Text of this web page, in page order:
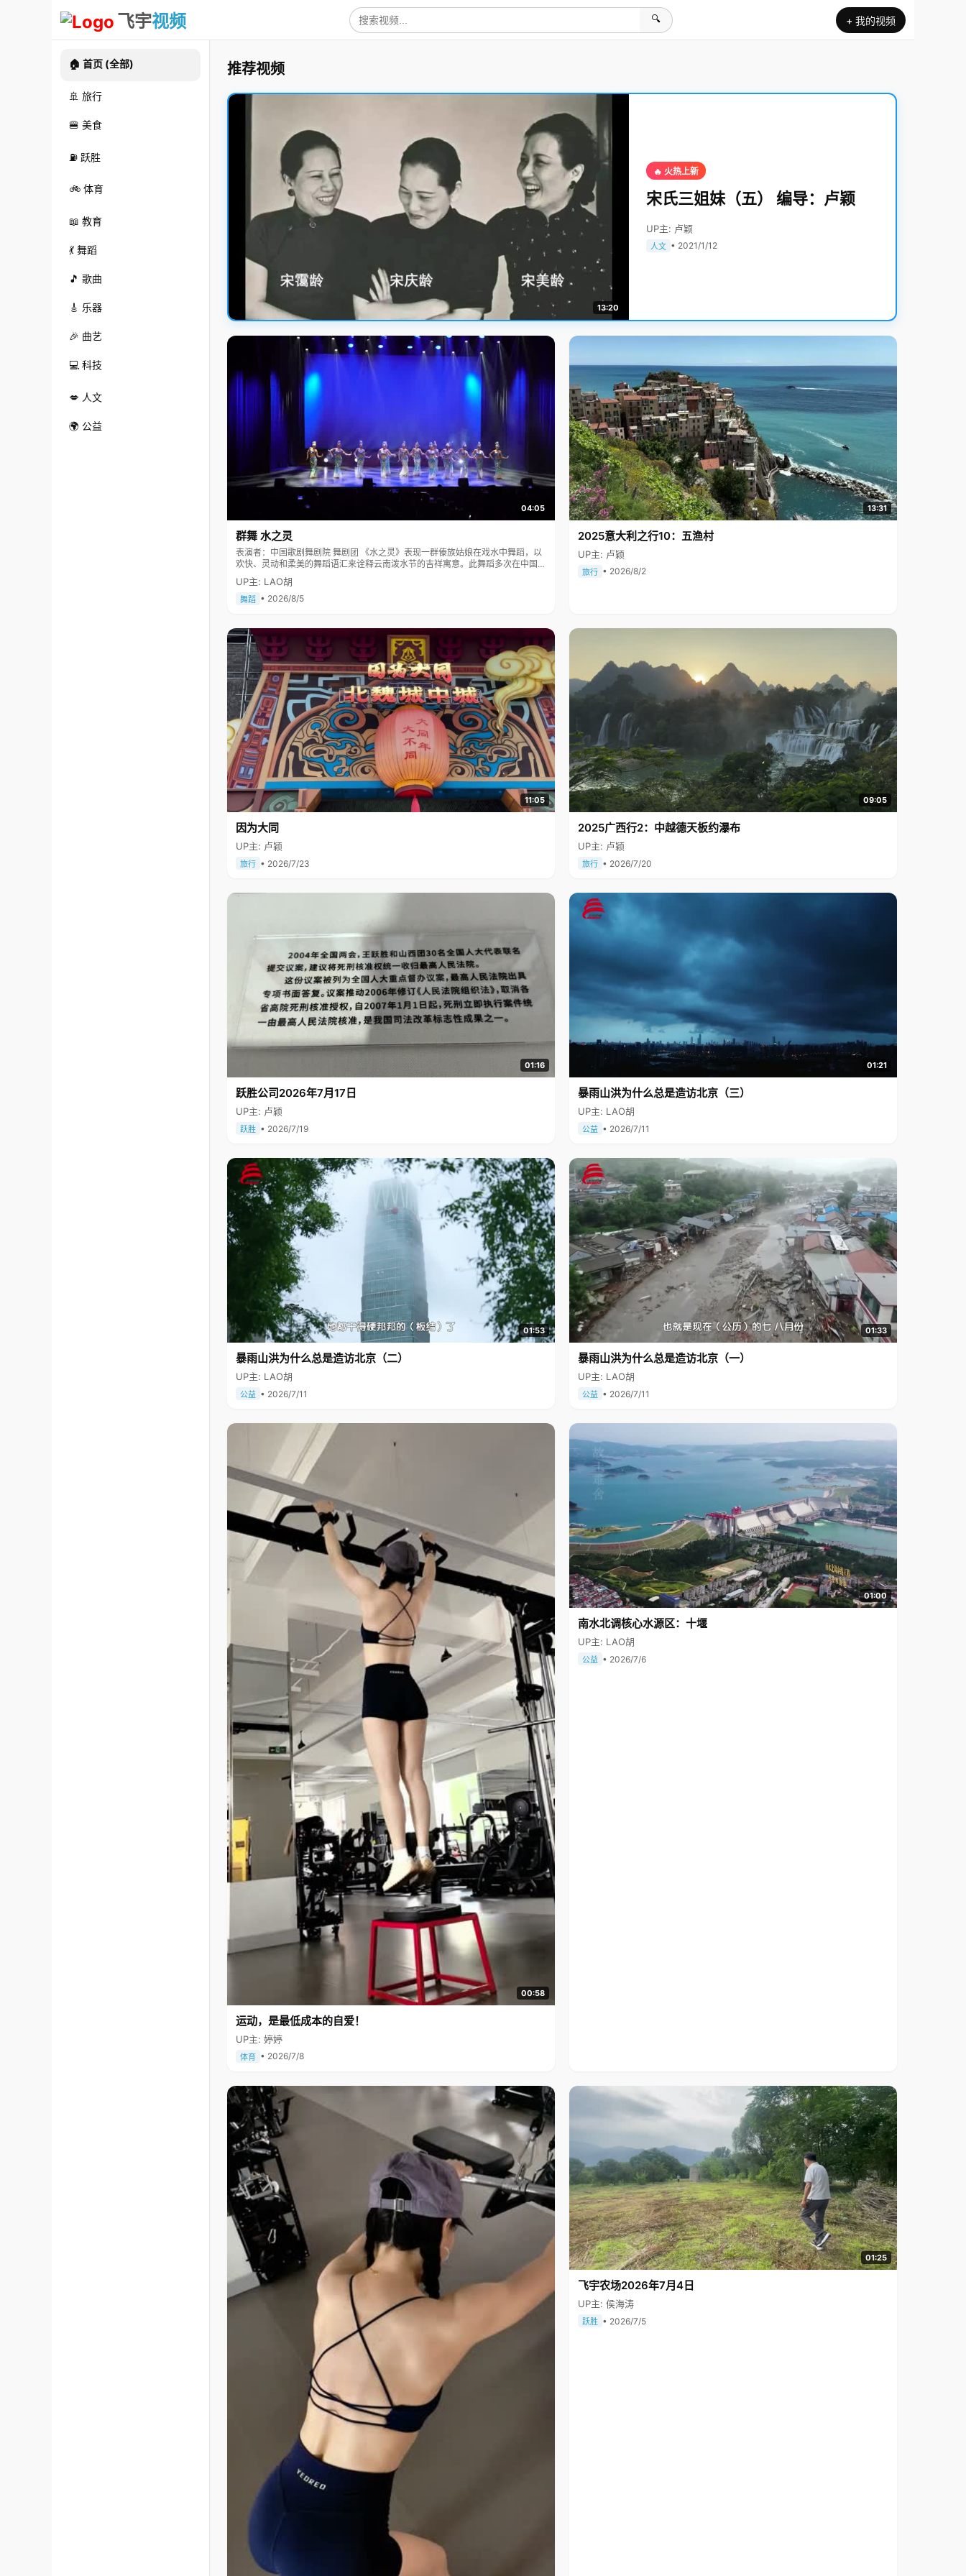
飞宇视频 🔍 + 我的视频
🏠 首页 (全部)
🚢 旅行
🍔 美食
⛽ 跃胜
🚲 体育
📖 教育
💃 舞蹈
🎵 歌曲
🎸 乐器
🎉 曲艺
💻 科技
💋 人文
🌍 公益
推荐视频
13:20
🔥 火热上新
宋氏三姐妹（五） 编导：卢颖
UP主: 卢颖
人文 • 2021/1/12
04:05
群舞 水之灵
表演者：中国歌剧舞剧院 舞剧团 《水之灵》表现一群傣族姑娘在戏水中舞蹈，以
欢快、灵动和柔美的舞蹈语汇来诠释云南泼水节的吉祥寓意。此舞蹈多次在中国人
民大会堂及国际舞台上表演，一直得到赞誉其舞美，人美，寓意美。。
UP主: LAO胡
舞蹈 • 2026/8/5
13:31
2025意大利之行10：五渔村
UP主: 卢颖
旅行 • 2026/8/2
11:05
因为大同
UP主: 卢颖
旅行 • 2026/7/23
09:05
2025广西行2：中越德天板约瀑布
UP主: 卢颖
旅行 • 2026/7/20
01:16
跃胜公司2026年7月17日
UP主: 卢颖
跃胜 • 2026/7/19
01:21
暴雨山洪为什么总是造访北京（三）
UP主: LAO胡
公益 • 2026/7/11
01:53
暴雨山洪为什么总是造访北京（二）
UP主: LAO胡
公益 • 2026/7/11
01:33
暴雨山洪为什么总是造访北京（一）
UP主: LAO胡
公益 • 2026/7/11
00:58
运动，是最低成本的自爱！
UP主: 婷婷
体育 • 2026/7/8
01:00
南水北调核心水源区：十堰
UP主: LAO胡
公益 • 2026/7/6
01:25
飞宇农场2026年7月4日
UP主: 侯海涛
跃胜 • 2026/7/5